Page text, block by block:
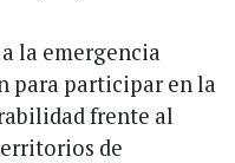
la emergencia
para participar en la
frente al
de